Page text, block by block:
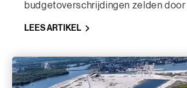
budgetoverschrijdingen zelden
zeven veelvoorkomende redenen
projecten duurder uitvallen dan
LEES ARTIKEL